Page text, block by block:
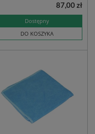
Dostępny
DO KOSZYKA
87,00 zł